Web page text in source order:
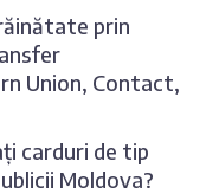
prin
Union, Contact,
carduri de tip
Moldova?